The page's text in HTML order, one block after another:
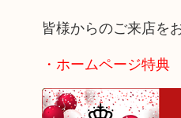
皆様からのご来店を
・ホームページ特典